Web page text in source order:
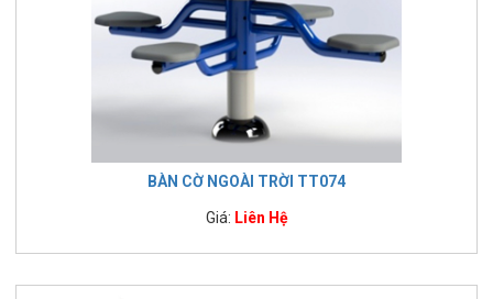
BÀN CỜ NGOÀI TRỜI TT074
Giá: Liên Hệ